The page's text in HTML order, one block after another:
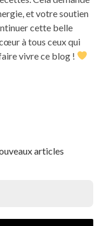
et votre soutien
cette belle
à tous ceux qui
vivre ce blog !
articles